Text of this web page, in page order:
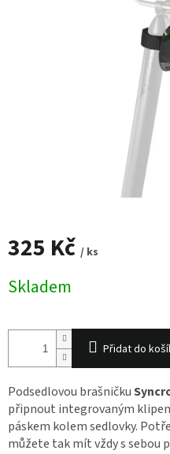
325 Kč / ks
cena:
Skladem
Přidat do
Podsedlovou brašničku
připnout integrovaným
páskem kolem sedlovky.
můžete tak mít vždy s sebou